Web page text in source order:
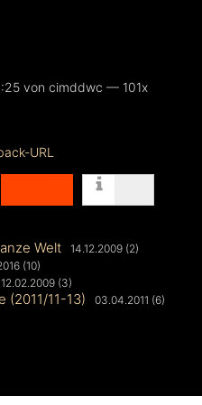
von cimddwc — 101x
URL
teilen
Welt
14.12.2009 (2)
(10)
12.02.2009 (3)
(2011/11-13) 03.04.2011 (6)